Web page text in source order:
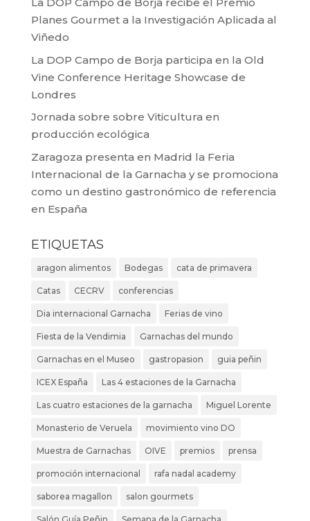
La DOP Campo de Borja recibe el Premio
Planes Gourmet a la Investigación Aplicada al
Viñedo
La DOP Campo de Borja participa en la Old
Vine Conference Heritage Showcase de
Londres
Jornada sobre sobre Viticultura en
producción ecológica
Zaragoza presenta en Madrid la Feria
Internacional de la Garnacha y se promociona
como un destino gastronómico de referencia
en España
ETIQUETAS
aragon alimentos Bodegas cata de primavera
Catas CECRV conferencias
Dia internacional Garnacha Ferias de vino
Fiesta de la Vendimia Garnachas del mundo
Garnachas en el Museo gastropasion guia peñin
ICEX España Las 4 estaciones de la Garnacha
Las cuatro estaciones de la garnacha Miguel Lorente
Monasterio de Veruela movimiento vino DO
Muestra de Garnachas OIVE premios prensa
promoción internacional rafa nadal academy
saborea magallon salon gourmets